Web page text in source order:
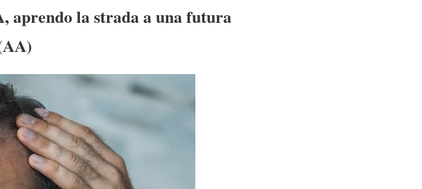
aprendo la strada a una futura